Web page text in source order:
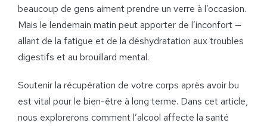
beaucoup de gens aiment prendre un verre à l’occasion.
Mais le lendemain matin peut apporter de l’inconfort —
allant de la fatigue et de la déshydratation aux troubles
digestifs et au brouillard mental.
Soutenir la récupération de votre corps après avoir bu
est vital pour le bien-être à long terme. Dans cet article,
nous explorerons comment l’alcool affecte la santé